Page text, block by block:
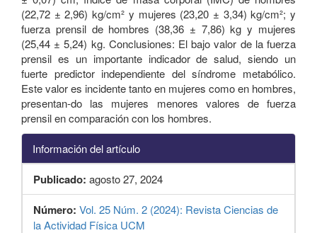
(22,72 ± 2,96) kg/cm² y mujeres (23,20 ± 3,34) kg/cm²; y
fuerza prensil de hombres (38,36 ± 7,86) kg y mujeres
(25,44 ± 5,24) kg. Conclusiones: El bajo valor de la fuerza
prensil es un importante indicador de salud, siendo un
fuerte predictor independiente del síndrome metabólico.
Este valor es incidente tanto en mujeres como en hombres,
presentan-do las mujeres menores valores de fuerza
prensil en comparación con los hombres.
Información del artículo
Publicado: agosto 27, 2024
Número: Vol. 25 Núm. 2 (2024): Revista Ciencias de
la Actividad Física UCM